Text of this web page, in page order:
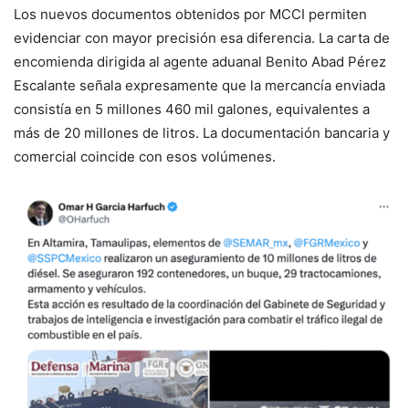
Los nuevos documentos obtenidos por MCCI permiten
evidenciar con mayor precisión esa diferencia. La carta de
encomienda dirigida al agente aduanal Benito Abad Pérez
Escalante señala expresamente que la mercancía enviada
consistía en 5 millones 460 mil galones, equivalentes a
más de 20 millones de litros. La documentación bancaria y
comercial coincide con esos volúmenes.